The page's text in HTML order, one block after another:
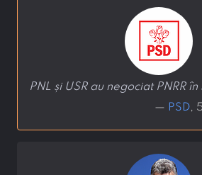
PNL și USR au negociat PNRR în
— PSD,